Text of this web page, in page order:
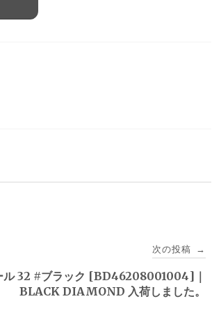
次の投稿 →
ル 32 #ブラック [BD46208001004]｜
BLACK DIAMOND 入荷しました。